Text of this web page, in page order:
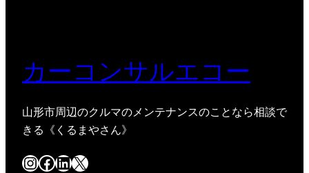
カーコンサルエコー
山形市周辺のクルマのメンテナンスのことなら相談で
きる《くるまやさん》
InstagramFacebook LinkedIn X